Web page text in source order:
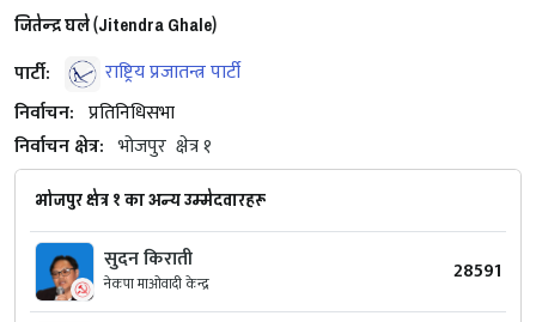
जितेन्द्र घले (Jitendra Ghale)
पार्टी:
राष्ट्रिय प्रजातन्त्र पार्टी
निर्वाचन: प्रतिनिधिसभा
निर्वाचन क्षेत्र: भोजपुर क्षेत्र १
भोजपुर क्षेत्र १ का अन्य उम्मेदवारहरू
सुदन किराती
नेकपा माओवादी केन्द्र 28591